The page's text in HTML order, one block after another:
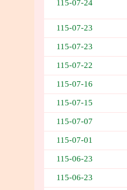
為：
日
期、
標
115-07-24
115-07-23
115-07-23
115-07-22
115-07-16
115-07-15
115-07-07
115-07-01
115-06-23
115-06-23